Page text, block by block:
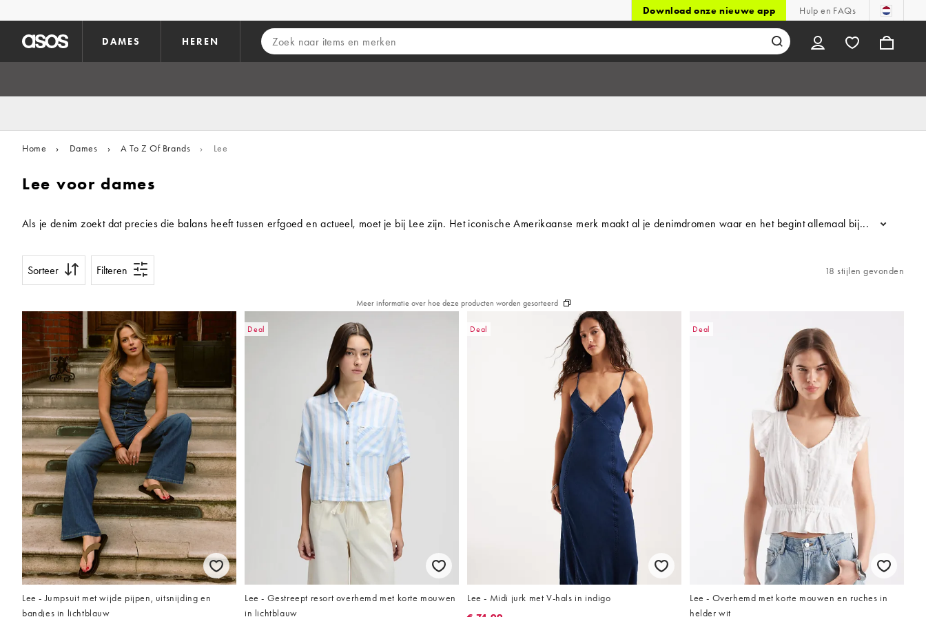
Download onze nieuwe app Hulp en FAQs
DAMES HEREN
Home › Dames › A To Z Of Brands › Lee
Lee voor dames
Als je denim zoekt dat precies die balans heeft tussen erfgoed en actueel, moet je bij Lee zijn. Het iconische Amerikaanse merk maakt al je denimdromen waar en het begint allemaal bij de
...
Sorteer Filteren 18 stijlen gevonden
Meer informatie over hoe deze producten worden gesorteerd
Lee - Jumpsuit met wijde pijpen, uitsnijding en
bandjes in lichtblauw
Deal
Lee - Gestreept resort overhemd met korte mouwen
in lichtblauw
Deal
Lee - Midi jurk met V-hals in indigo
Deal
Lee - Overhemd met korte mouwen en ruches in
helder wit